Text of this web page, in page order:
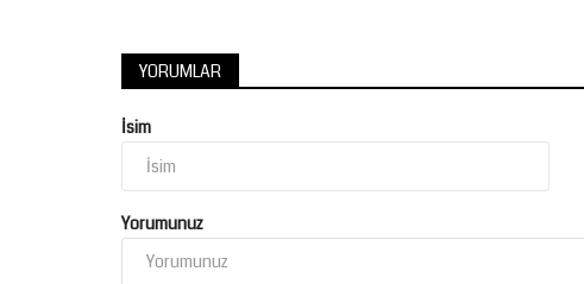
YORUMLAR
İsim
Yorumunuz